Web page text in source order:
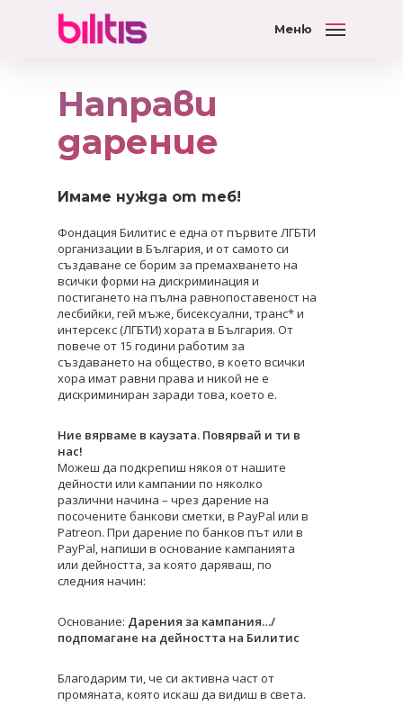
Меню
Направи
дарение
Имаме нужда от теб!
Фондация Билитис е една от първите ЛГБТИ
организации в България, и от самото си
създаване се борим за премахването на
всички форми на дискриминация и
постигането на пълна равнопоставеност на
лесбийки, гей мъже, бисексуални, транс* и
интерсекс (ЛГБТИ) хората в България. От
повече от 15 години работим за
създаването на общество, в което всички
хора имат равни права и никой не е
дискриминиран заради това, което е.
Ние вярваме в каузата. Повярвай и ти в
нас!
Можеш да подкрепиш някоя от нашите
дейности или кампании по няколко
различни начина – чрез дарение на
посочените банкови сметки, в PayPal или в
Patreon. При дарение по банков път или в
PayPal, напиши в основание кампанията
или дейността, за която даряваш, по
следния начин:
Основание: Дарения за кампания…/
подпомагане на дейността на Билитис
Благодарим ти, че си активна част от
промяната, която искаш да видиш в света.